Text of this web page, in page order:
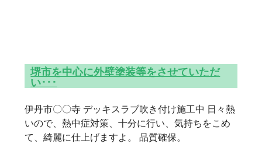
堺市を中心に外壁塗装等をさせていただ
い･･･
伊丹市〇〇寺 デッキスラブ吹き付け施工中 日々熱
いので、熱中症対策、十分に行い、気持ちをこめ
て、綺麗に仕上げますよ。 品質確保。